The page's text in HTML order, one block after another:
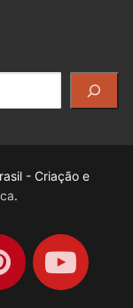
- Criação e
.